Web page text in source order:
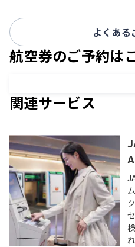
よくある
航空券のご予約は
関連サービス